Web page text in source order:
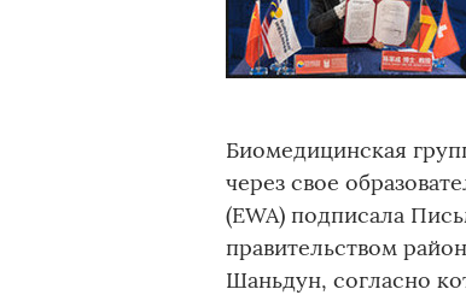
Биомедицинская
через свое
(EWA) подписала
правительством
Шаньдун, согласно